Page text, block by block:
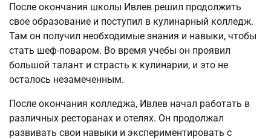
После окончания школы Ивлев решил продолжить
свое образование и поступил в кулинарный колледж.
Там он получил необходимые знания и навыки, чтобы
стать шеф-поваром. Во время учебы он проявил
большой талант и страсть к кулинарии, и это не
осталось незамеченным.
После окончания колледжа, Ивлев начал работать в
различных ресторанах и отелях. Он продолжал
развивать свои навыки и экспериментировать с